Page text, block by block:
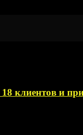
клиентов и